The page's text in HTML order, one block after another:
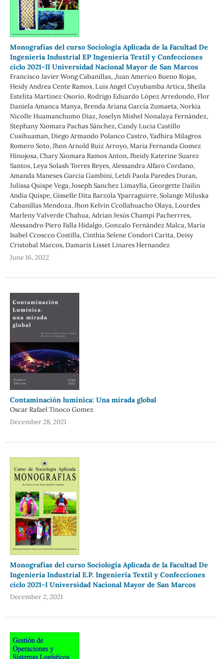
Monografías del curso Sociología Aplicada de la Facultad De
Ingeniería Industrial EP Ingeniería Textil y Confecciones
ciclo 2021-II Universidad Nacional Mayor de San Marcos
Francisco Javier Wong Cabanillas, ,Juan Americo Bueno Rojas,
Heidy Andrea Cente Ramos, Luis Angel Cuyubamba Artica, Sheila
Estelita Martinez Osorio, Rodrigo Eduardo López Arredondo, Flor
Daniela Amanca Manya, Brenda Ariana García Zumaeta, Norkia
Nicolle Huamanchumo Diaz, Joselyn Mishel Nonalaya Fernández,
Stephany Xiomara Pachas Sánchez, Candy Lucia Castillo
Cusihuaman, Diego Armando Polanco Castro, Yadhira Milagros
Romero Soto, Jhon Arnold Ruiz Arroyo, Maria Fernanda Gomez
Hinojosa, Chary Xiomara Ramos Anton, Jheidy Katerine Suarez
Santos, Leya Solash Torres Reyes, Alessandra Alfaro Cordano,
Amanda Maneses Garcia Gambini, Letdi Paola Paredes Duran,
Julissa Quispe Vega, Joseph Sanchez Limaylla, Georgette Dailin
Andia Quispe, Gisselle Dita Barzola Yparraguirre, Solange Miluska
Cabanillas Mendoza, Jhon Kelvin Ccollahuacho Olaya, Lourdes
Marleny Valverde Chahua, Adrian Jesús Champi Pacherrres,
Alessandro Piero Falla Hidalgo, Gonzalo Fernández Malca, Maria
Isabel Ccoscco Costilla, Cinthia Selene Condori Carita, Deisy
Cristobal Marcos, Damaris Lisset Linares Hernandez
June 16, 2022
Contaminación lumínica: Una mirada global
Oscar Rafael Tinoco Gomez
December 28, 2021
Monografías del curso Sociología Aplicada de la Facultad De
Ingeniería Industrial E.P. Ingeniería Textil y Confecciones
ciclo 2021-I Universidad Nacional Mayor de San Marcos
December 2, 2021